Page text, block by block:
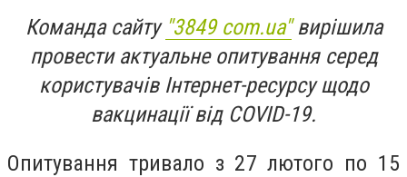
Команда сайту "3849 com.ua"вирішила
провести актуальне опитування серед
користувачів Інтернет-ресурсу щодо
вакцинації від COVID-19.
Опитування тривало з 27 лютого по 15